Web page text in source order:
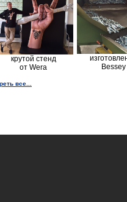
крутой стенд
от Wera
Bessey
все...